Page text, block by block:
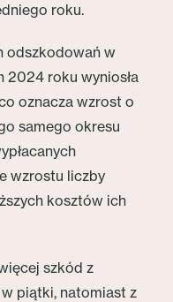
roku.
odszkodowań w
2024 roku wyniosła
oznacza wzrost o
samego okresu
wzrostu liczby
kosztów ich
szkód z
w piątki, natomiast z